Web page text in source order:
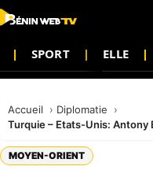
SPORT ELLE
Accueil
Diplomatie
Turquie – Etats-Unis:
MOYEN-ORIENT